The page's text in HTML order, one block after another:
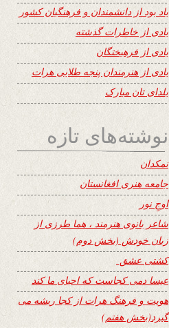
یاد بود از دانشمندان و فرهنگیان کشور
یادی از خاطرات گذشته
یادی از فرهیختگان
یادی از هنرمندان پنجه طلایی هرات
یلدای تان مبارک
نوشته‌های تازه
نمکدان
جامعه هنری افغانستان
اوجِ نور
شاعر بانوی هنرمند ، هما طرزی از
زبان خودش (بخش دوم)
کشتی عشق
عیسا دمی کجاست که احیای ما کند
هویت و فرهنگ هرات از کجا ریشه می
گیرد(بخش هفتم)